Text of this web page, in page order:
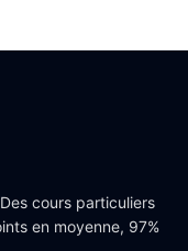
cours particuliers
en moyenne, 97%